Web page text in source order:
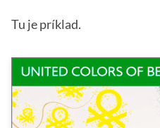
Tu je príklad.